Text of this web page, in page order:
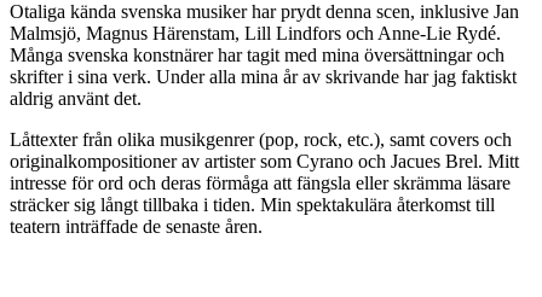
Otaliga kända svenska musiker har prydt denna scen, inklusive Jan
Malmsjö, Magnus Härenstam, Lill Lindfors och Anne-Lie Rydé.
Många svenska konstnärer har tagit med mina översättningar och
skrifter i sina verk. Under alla mina år av skrivande har jag faktiskt
aldrig använt det.
Låttexter från olika musikgenrer (pop, rock, etc.), samt covers och
originalkompositioner av artister som Cyrano och Jacues Brel. Mitt
intresse för ord och deras förmåga att fängsla eller skrämma läsare
sträcker sig långt tillbaka i tiden. Min spektakulära återkomst till
teatern inträffade de senaste åren.